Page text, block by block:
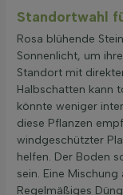
Standortwahl
Rosa blühende
Sonnenlicht, um
Standort mit
Halbschatten kann
könnte weniger
diese Pflanzen
windgeschützter
helfen. Der Boden
sein. Eine
Regelmäßiges